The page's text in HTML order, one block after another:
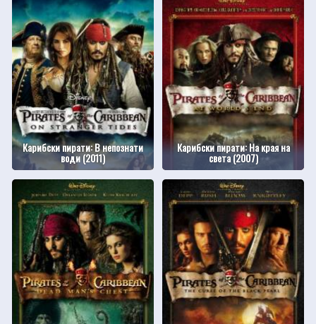
Карибски пирати: В непознати
води (2011)
Карибски пирати: На края на
света (2007)